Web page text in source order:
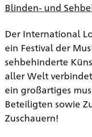
Blinden- und
Der International
ein Festival der
sehbehinderte
aller Welt
ein großartiges
Beteiligten sowie
Zuschauern!